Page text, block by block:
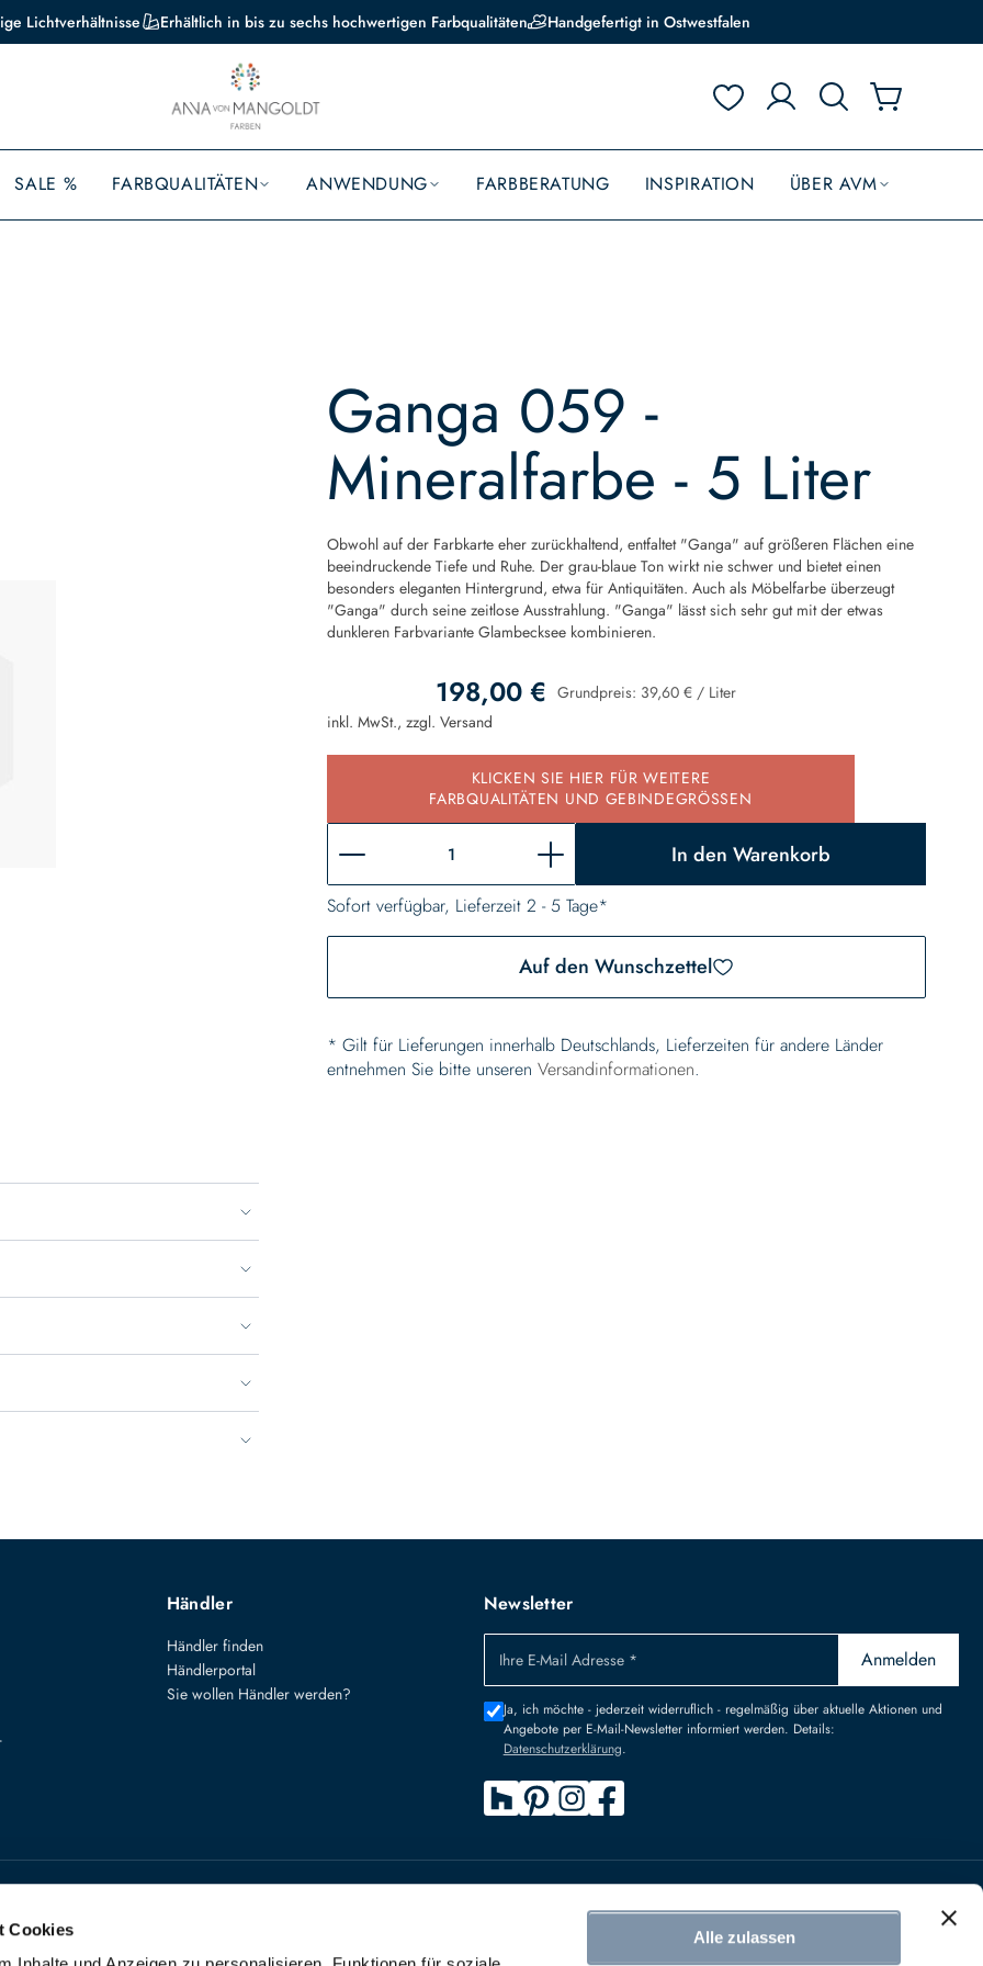
Cookies
Alle zulassen
Lichtverhältnisse Erhältlich in bis zu sechs hochwertigen Farbqualitäten Handgefertigt in Ostwestfalen
SALE % FARBQUALITÄTEN ANWENDUNG FARBBERATUNG INSPIRATION ÜBER AVM
Ganga 059 -
Mineralfarbe - 5 Liter
Obwohl auf der Farbkarte eher zurückhaltend, entfaltet "Ganga" auf größeren Flächen eine
beeindruckende Tiefe und Ruhe. Der grau-blaue Ton wirkt nie schwer und bietet einen
besonders eleganten Hintergrund, etwa für Antiquitäten. Auch als Möbelfarbe überzeugt
"Ganga" durch seine zeitlose Ausstrahlung. "Ganga" lässt sich sehr gut mit der etwas
dunkleren Farbvariante Glambecksee kombinieren.
198,00 € Grundpreis: 39,60 € / Liter
inkl. MwSt., zzgl.Versand
KLICKEN SIE HIER FÜR WEITERE
FARBQUALITÄTEN UND GEBINDEGRÖSSEN
In den Warenkorb
Sofort verfügbar, Lieferzeit 2 - 5 Tage*
Auf den Wunschzettel
* Gilt für Lieferungen innerhalb Deutschlands, Lieferzeiten für andere Länder
entnehmen Sie bitte unserenVersandinformationen.
Händler
Händler finden
Händlerportal
Sie wollen Händler werden?
Newsletter
Ihre E-Mail Adresse * Anmelden
Ja, ich möchte - jederzeit widerruflich - regelmäßig über aktuelle Aktionen und
Angebote per E-Mail-Newsletter informiert werden. Details:
Datenschutzerklärung.
VERTRAG WIDERRUFEN